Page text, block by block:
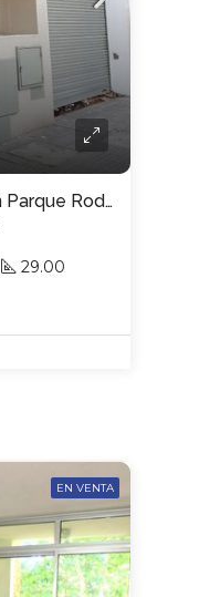
Apartamento en venta en Parque Rodó
29.00
EN VENTA